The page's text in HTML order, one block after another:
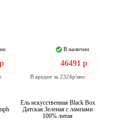
В наличии
46491 р
В кредит за 2324р/мес
Ель искусственная Black Box
Датская Зеленая с лампами
100% литая